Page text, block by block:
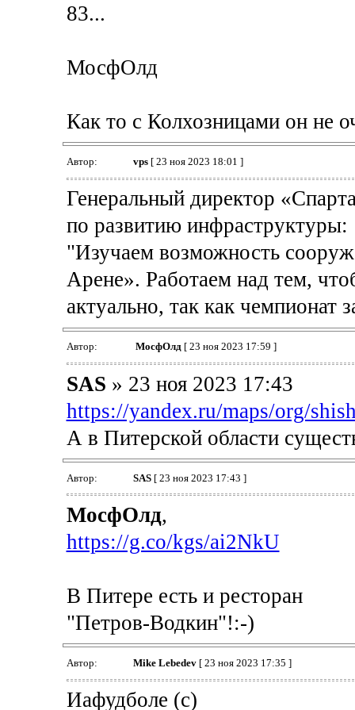
83...
МосфОлд
Как то с Колхозницами он не
Автор: vps[ 23 ноя 2023 18:01 ]
Генеральный директор
по развитию инфраструктуры:
"Изучаем возможность
Арене». Работаем над тем,
актуально, так как чемпионат
Автор: МосфОлд[ 23 ноя 2023 17:59 ]
SAS » 23 ноя 2023 17:43
https://yandex.ru/maps/org/
А в Питерской области
Автор: SAS[ 23 ноя 2023 17:43 ]
МосфОлд,
https://g.co/kgs/ai2NkU
В Питере есть и ресторан
"Петров-Водкин"!:-)
Автор: Mike Lebedev[ 23 ноя 2023 17:35 ]
Иафудболе (с)